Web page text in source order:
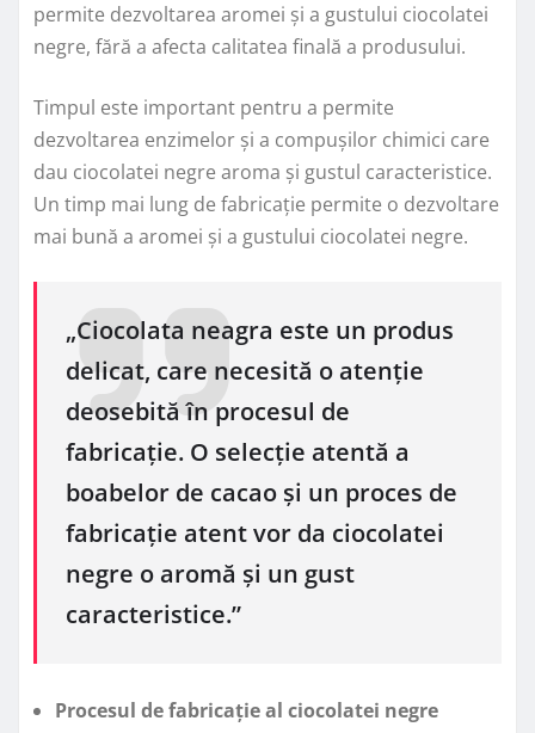
permite dezvoltarea aromei și a gustului ciocolatei
negre, fără a afecta calitatea finală a produsului.
Timpul este important pentru a permite
dezvoltarea enzimelor și a compușilor chimici care
dau ciocolatei negre aroma și gustul caracteristice.
Un timp mai lung de fabricație permite o dezvoltare
mai bună a aromei și a gustului ciocolatei negre.
„Ciocolata neagra este un produs
delicat, care necesită o atenție
deosebită în procesul de
fabricație. O selecție atentă a
boabelor de cacao și un proces de
fabricație atent vor da ciocolatei
negre o aromă și un gust
caracteristice.”
Procesul de fabricație al ciocolatei negre